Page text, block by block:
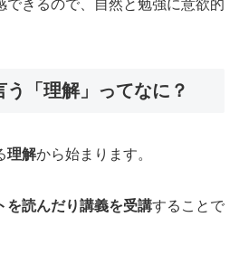
できるので、自然と勉強に意欲的
「理解」ってなに？
理解から始まります。
を読んだり講義を受講することで